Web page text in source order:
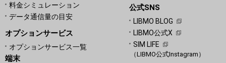
料金シミュレーション
データ通信量の目安
オプションサービス
オプションサービス一覧
端末
公式SNS
LIBMO BLOG
LIBMO公式X
SIM LIFE
（LIBMO公式Instagram）